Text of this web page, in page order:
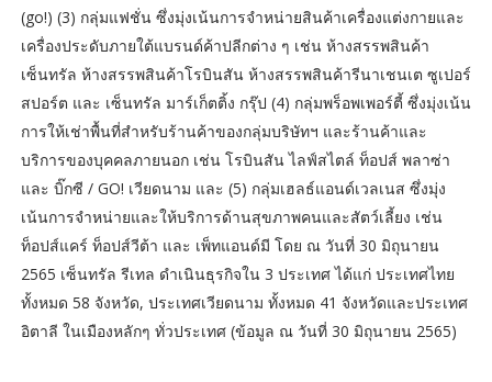
(go!) (3) กลุ่มแฟชั่น ซึ่งมุ่งเน้นการจำหน่ายสินค้าเครื่องแต่งกายและ
เครื่องประดับภายใต้แบรนด์ค้าปลีกต่าง ๆ เช่น ห้างสรรพสินค้า
เซ็นทรัล ห้างสรรพสินค้าโรบินสัน ห้างสรรพสินค้ารีนาเชนเต ซูเปอร์
สปอร์ต และ เซ็นทรัล มาร์เก็ตติ้ง กรุ๊ป (4) กลุ่มพร็อพเพอร์ตี้ ซึ่งมุ่งเน้น
การให้เช่าพื้นที่สำหรับร้านค้าของกลุ่มบริษัทฯ และร้านค้าและ
บริการของบุคคลภายนอก เช่น โรบินสัน ไลฟ์สไตล์ ท็อปส์ พลาซ่า
และ บิ๊กซี / GO! เวียดนาม และ (5) กลุ่มเฮลธ์แอนด์เวลเนส ซึ่งมุ่ง
เน้นการจำหน่ายและให้บริการด้านสุขภาพคนและสัตว์เลี้ยง เช่น
ท็อปส์แคร์ ท็อปส์วีต้า และ เพ็ทแอนด์มี โดย ณ วันที่ 30 มิถุนายน
2565 เซ็นทรัล รีเทล ดำเนินธุรกิจใน 3 ประเทศ ได้แก่ ประเทศไทย
ทั้งหมด 58 จังหวัด, ประเทศเวียดนาม ทั้งหมด 41 จังหวัดและประเทศ
อิตาลี ในเมืองหลักๆ ทั่วประเทศ (ข้อมูล ณ วันที่ 30 มิถุนายน 2565)